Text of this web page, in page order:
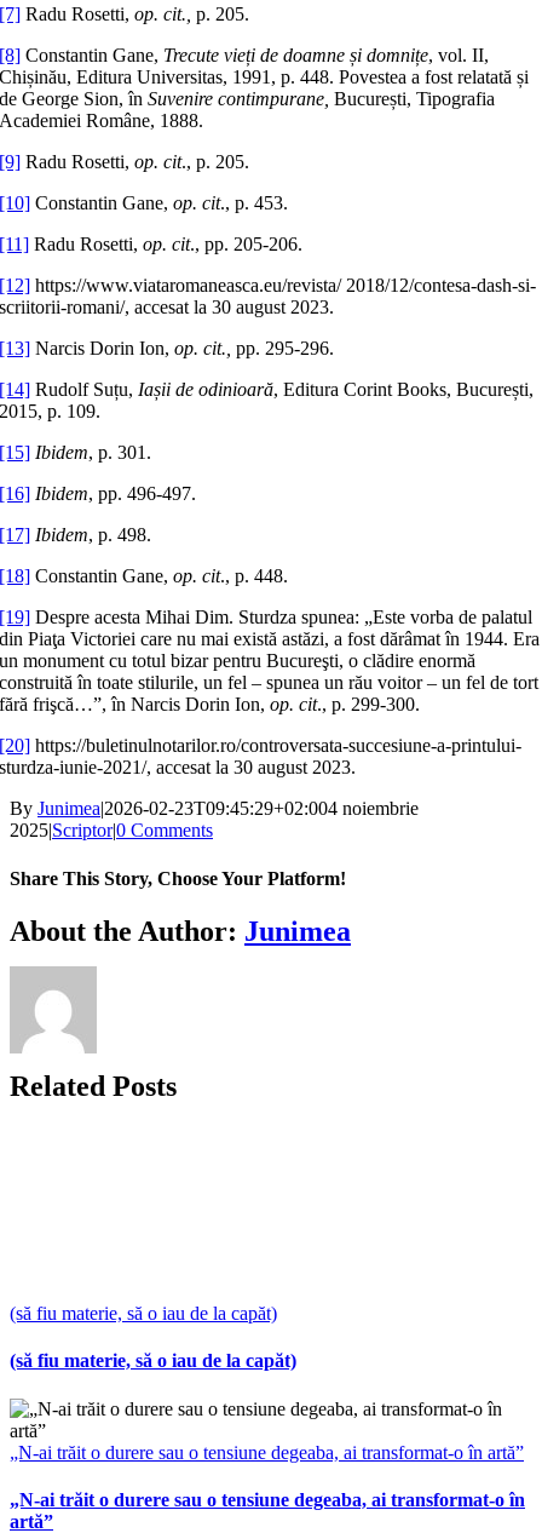
[7] Radu Rosetti,op. cit.,p. 205.
[8] Constantin Gane, Trecute vieți de doamne și domnițe, vol. II,
Chișinău, Editura Universitas, 1991, p. 448. Povestea a fost relatată și
de George Sion, înSuvenire contimpurane,București, Tipografia
Academiei Române, 1888.
[9] Radu Rosetti,op. cit., p. 205.
[10] Constantin Gane,op. cit., p. 453.
[11] Radu Rosetti,op. cit., pp. 205-206.
[12] https://www.viataromaneasca.eu/revista/ 2018/12/contesa-dash-si-
scriitorii-romani/, accesat la 30 august 2023.
[13] Narcis Dorin Ion,op. cit.,pp. 295-296.
[14] Rudolf Suțu,Iașii de odinioară, Editura Corint Books, București,
2015, p. 109.
[15] Ibidem, p. 301.
[16] Ibidem, pp. 496-497.
[17] Ibidem, p. 498.
[18] Constantin Gane,op. cit., p. 448.
[19] Despre acesta Mihai Dim. Sturdza spunea: „Este vorba de palatul
din Piaţa Victoriei care nu mai există astăzi, a fost dărâmat în 1944. Era
un monument cu totul bizar pentru Bucureşti, o clădire enormă
construită în toate stilurile, un fel – spunea un rău voitor – un fel de tort
fără frişcă…”, în Narcis Dorin Ion,op. cit., p. 299-300.
[20] https://buletinulnotarilor.ro/controversata-succesiune-a-printului-
sturdza-iunie-2021/, accesat la 30 august 2023.
By Junimea|2026-02-23T09:45:29+02:004 noiembrie
2025|Scriptor|0 Comments
Share This Story, Choose Your Platform!
Facebook
X
Bluesky
Reddit
LinkedIn
WhatsApp
Telegram
Tumblr
Xing
Email
Copy
Link
About the Author: Junimea
Related Posts
(să fiu materie, să o iau de la capăt)
(să fiu materie, să o iau de la capăt)
„N-ai trăit o durere sau o tensiune degeaba, ai transformat-o în artă”
„N-ai trăit o durere sau o tensiune degeaba, ai transformat-o în
artă”